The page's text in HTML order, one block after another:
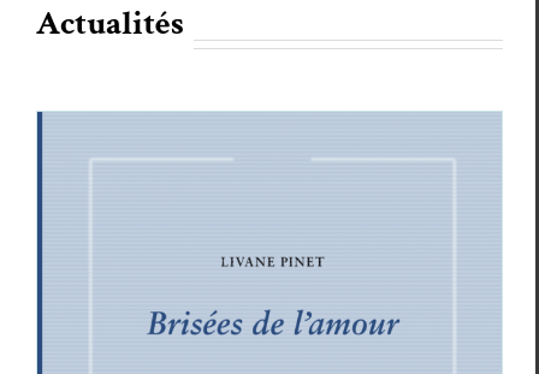
Actualités